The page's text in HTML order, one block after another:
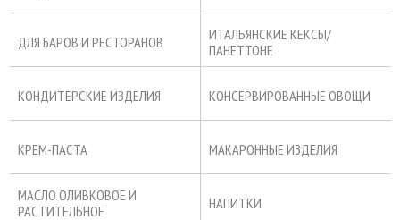
ДЛЯ БАРОВ И РЕСТОРАНОВ
ИТАЛЬЯНСКИЕ КЕКСЫ/
ПАНЕТТОНЕ
КОНДИТЕРСКИЕ ИЗДЕЛИЯ КОНСЕРВИРОВАННЫЕ ОВОЩИ
КРЕМ-ПАСТА МАКАРОННЫЕ ИЗДЕЛИЯ
МАСЛО ОЛИВКОВОЕ И
РАСТИТЕЛЬНОЕ
НАПИТКИ